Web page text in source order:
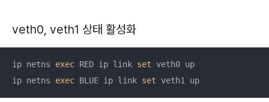
veth0, veth1 상태 활성화
ip netns exec RED ip link set veth0 up
ip netns exec BLUE ip link set veth1 up